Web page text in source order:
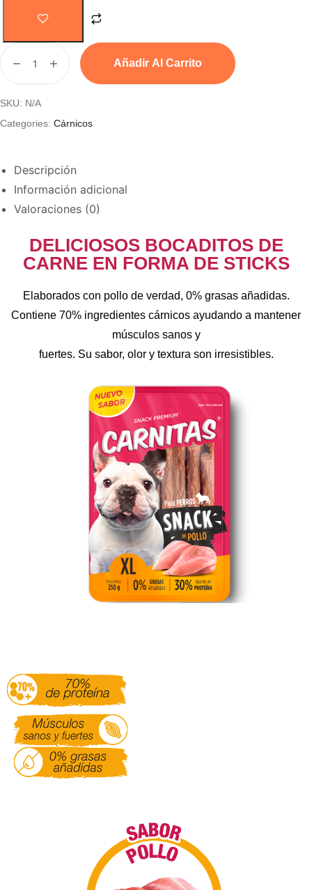
Añadir Al Carrito
SKU: N/A
Categories: Cárnicos
Descripción
Información adicional
Valoraciones (0)
DELICIOSOS BOCADITOS DE
CARNE EN FORMA DE STICKS
Elaborados con pollo de verdad, 0% grasas añadidas.
Contiene 70% ingredientes cárnicos ayudando a mantener
músculos sanos y
fuertes. Su sabor, olor y textura son irresistibles.